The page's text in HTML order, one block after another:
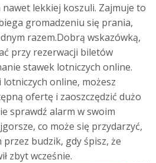
lekkiej koszuli. Zajmuje to
gromadzeniu się prania,
razem.Dobrą wskazówką,
przy rezerwacji biletów
stawek lotniczych online.
online, możesz
ofertę i zaoszczędzić dużo
sprawdź alarm w swoim
co może się przydarzyć,
budzik, gdy śpisz, że
zbyt wcześnie.